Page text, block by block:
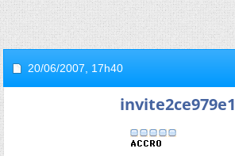
20/06/2007, 17h40
invite2ce979e1